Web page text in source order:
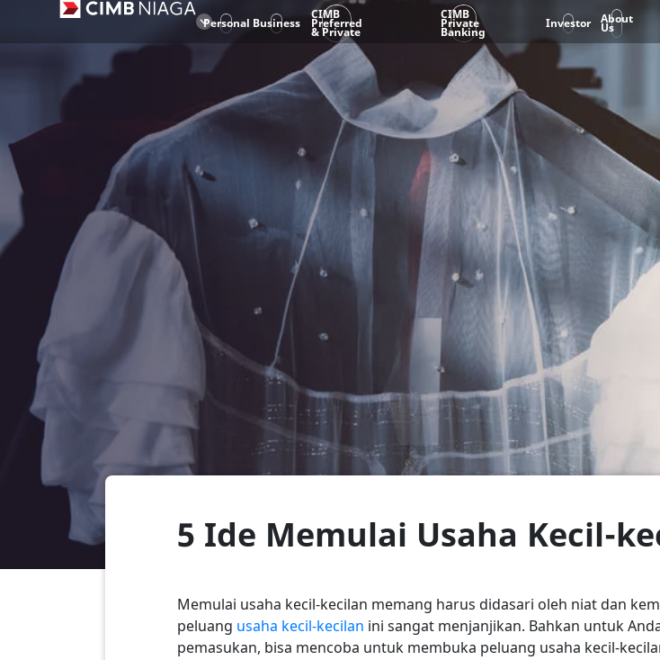
Personal Business
CIMB
Preferred
& Private
CIMB
Private
Banking
Investor About
Us
5 Ide Memulai Usaha Kecil-
Memulai usaha kecil-kecilan memang harus didasari oleh niat dan
peluang usaha kecil-kecilan ini sangat menjanjikan. Bahkan untuk
pemasukan, bisa mencoba untuk membuka peluang usaha kecil-